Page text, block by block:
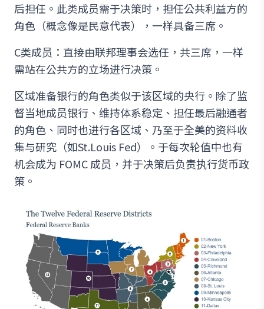
后担任。此类成员需于决策时，担任公共利益方的
角色（概念像是民意代表），一样具备三席。
C类成员：直接由联邦理事会选任，共三席，一样
需站在公共方的立场进行决策。
区域准备银行的角色类似于该区域的央行。除了监
督当地成员银行、维持体系稳定、担任最后融通者
的角色、同时也进行各区域、乃至于全美的资料收
集与研究（如St.Louis Fed）。于每次轮值中也有
机会成为 FOMC 成员，并于决策后负责执行货币政
策。